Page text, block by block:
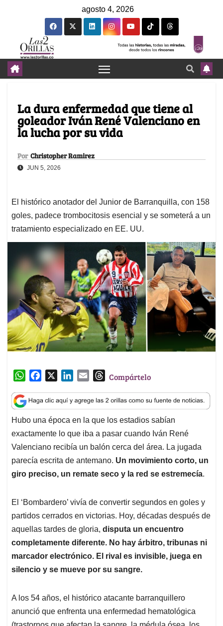
agosto 4, 2026
La dura enfermedad que tiene al
goleador Iván René Valenciano en
la lucha por su vida
Por Christopher Ramirez
JUN 5, 2026
El histórico anotador del Junior de Barranquilla, con 158
goles, padece trombocitosis esencial y se someterá a un
tratamiento especializado en EE. UU.
W
a
t
s
A
p
p
c
e
b
o
o
k
n
k
e
d
I
n
a
i
l
T
r
e
a
d
s
Compártelo
Hubo una época en la que los estadios sabían
exactamente lo que iba a pasar cuando Iván René
Valenciano recibía un balón cerca del área. La jugada
parecía escrita de antemano. Un movimiento corto, un
giro preciso, un remate seco y la red se estremecía.
El ‘Bombardero’ vivía de convertir segundos en goles y
partidos cerrados en victorias. Hoy, décadas después de
aquellas tardes de gloria, disputa un encuentro
completamente diferente. No hay árbitro, tribunas ni
marcador electrónico. El rival es invisible, juega en
silencio y se mueve por su sangre.
A los 54 años, el histórico atacante barranquillero
anunció que enfrenta una enfermedad hematológica